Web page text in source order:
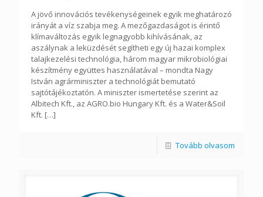
A jövő innovációs tevékenységeinek egyik meghatározó
irányát a víz szabja meg. A mezőgazdaságot is érintő
klímaváltozás egyik legnagyobb kihívásának, az
aszálynak a leküzdését segítheti egy új hazai komplex
talajkezelési technológia, három magyar mikrobiológiai
készítmény együttes használatával – mondta Nagy
István agrárminiszter a technológiát bemutató
sajtótájékoztatón. A miniszter ismertetése szerint az
Albitech Kft., az AGRO.bio Hungary Kft. és a Water&Soil
Kft. […]
Tovább olvasom